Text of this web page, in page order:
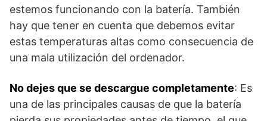
estemos funcionando con la batería. También
hay que tener en cuenta que debemos evitar
estas temperaturas altas como consecuencia de
una mala utilización del ordenador.
No dejes que se descargue completamente: Es
una de las principales causas de que la batería